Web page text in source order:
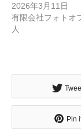
2026年3月11日
有限会社フォトオ
人
Pin